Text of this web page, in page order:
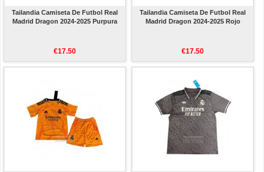
Tailandia Camiseta De Futbol Real
Madrid Dragon 2024-2025 Purpura
€17.50
Tailandia Camiseta De Futbol Real
Madrid Dragon 2024-2025 Rojo
€17.50